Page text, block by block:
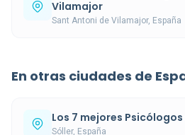
Vilamajor
Sant Antoni de Vilamajor, España
En otras ciudades de
Los 7 mejores
Sóller, España